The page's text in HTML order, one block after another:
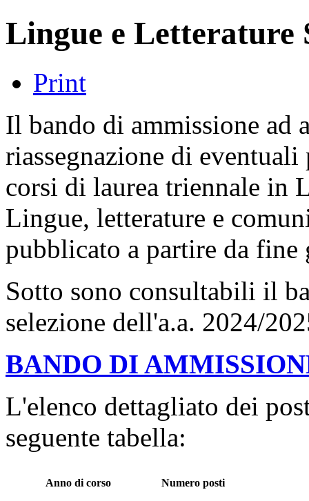
Lingue e Letterature
Print
Il bando di ammissione ad
riassegnazione di
corsi di laurea triennale in
Lingue, letterature e
pubblicato a partire da fine
Sotto sono consultabili il
selezione dell'a.a. 2024/
BANDO DI
L'elenco dettagliato dei
seguente tabella:
Anno di corso Numero posti